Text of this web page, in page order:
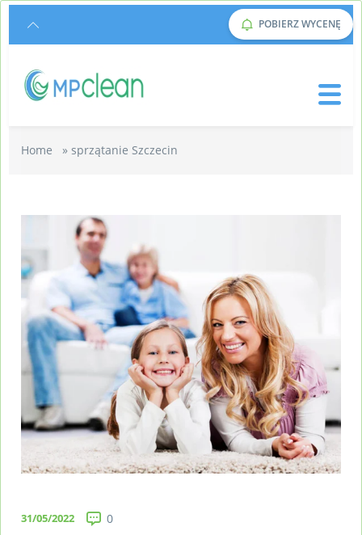
POBIERZ WYCENĘ
Home » sprzątanie Szczecin
31/05/2022 0